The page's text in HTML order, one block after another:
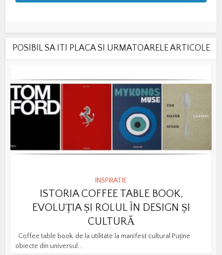
POSIBIL SA ITI PLACA SI URMATOARELE ARTICOLE
INSPIRATIE
ISTORIA COFFEE TABLE BOOK,
EVOLUȚIA ȘI ROLUL ÎN DESIGN ȘI
CULTURĂ
Coffee table book, de la utilitate la manifest cultural Puține
obiecte din universul...